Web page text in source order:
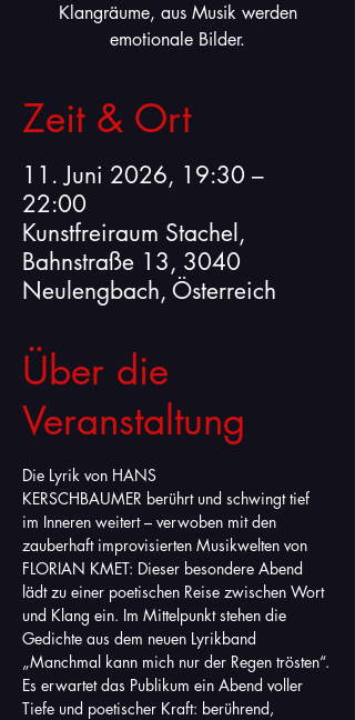
Klangräume, aus Musik werden
emotionale Bilder.
Zeit & Ort
11. Juni 2026, 19:30 –
22:00
Kunstfreiraum Stachel,
Bahnstraße 13, 3040
Neulengbach, Österreich
Über die
Veranstaltung
Die Lyrik von HANS
KERSCHBAUMER berührt und schwingt tief
im Inneren weitert – verwoben mit den
zauberhaft improvisierten Musikwelten von
FLORIAN KMET: Dieser besondere Abend
lädt zu einer poetischen Reise zwischen Wort
und Klang ein. Im Mittelpunkt stehen die
Gedichte aus dem neuen Lyrikband
„Manchmal kann mich nur der Regen trösten“.
Es erwartet das Publikum ein Abend voller
Tiefe und poetischer Kraft: berührend,